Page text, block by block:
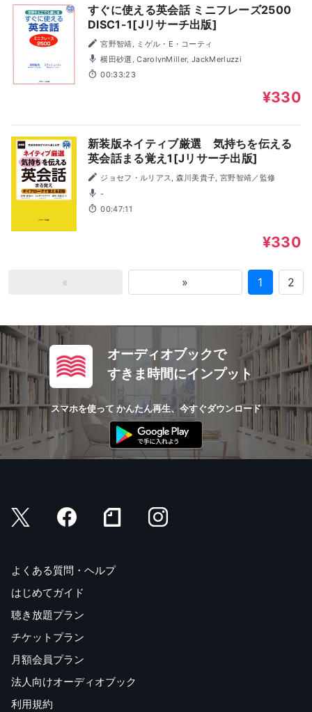
すぐに使える英会話 ミニフレーズ2500
DISC1-1[Jリサーチ出版]
宮野智靖, ミゲル・E・コーティ
横田砂選, CarolynMiller, JackMerluzzi
00:33:23
¥330
新装版ネイティブ厳選 気持ちを伝える
英会話まる覚え1[Jリサーチ出版]
ジョセフ・ルリアス, 森川美貴子, 宮野智靖／監修
-
00:47:11
¥330
« » 1 2
オーディオブックで
すきま時間にインプット
スマホを使って かんたん再生、今すぐダウンロード
よくある質問・ヘルプ
はじめてガイド
聴き放題プラン
チケットプラン
月額会員プラン
法人向けオーディオブック
利用規約